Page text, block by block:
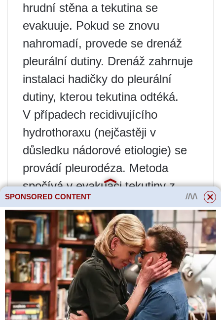
hrudní stěna a tekutina se
evakuuje. Pokud se znovu
nahromadí, provede se drenáž
pleurální dutiny. Drenáž zahrnuje
instalaci hadičky do pleurální
dutiny, kterou tekutina odtéká.
V případech recidivujícího
hydrothoraxu (nejčastěji v
důsledku nádorové etiologie) se
provádí pleurodéza. Metoda
spočívá v evakuaci tekutiny z
pleurální dutiny s následným
podáním léku, který má
sklerotizující vlastnosti. Lék
způsobuje adhezivní proces,
pleurální dutina je eliminována v
důsledku fúze pleurálních vrstev
mezi sebou. Hromadění kapaliny
SPONSORED CONTENT